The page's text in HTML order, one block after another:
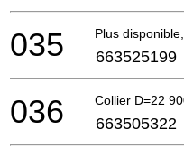
Plus
035 663525199
Collier D=22
036 663505322